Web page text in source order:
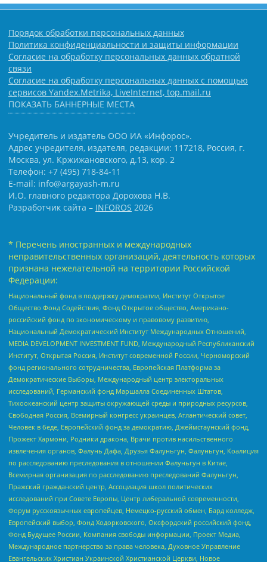
Порядок обработки персональных данных
Политика конфиденциальности и защиты информации
Согласие на обработку персональных данных обратной
связи
Согласие на обработку персональных данных с помощью
сервисов Yandex.Metrika, LiveInternet, top.mail.ru
ПОКАЗАТЬ БАННЕРНЫЕ МЕСТА
Учредитель и издатель ООО ИА «Инфорос».
Адрес учредителя, издателя, редакции: 117218, Россия, г.
Москва, ул. Кржижановского, д.13, кор. 2
Телефон: +7 (495) 718-84-11
E-mail: info@argayash-m.ru
И.О. главного редактора Дорохова Н.В.
Разработчик сайта – INFOROS 2026
* Перечень иностранных и международных
неправительственных организаций, деятельность которых
признана нежелательной на территории Российской
Федерации:
Национальный фонд в поддержку демократии, Институт Открытое
Общество Фонд Содействия, Фонд Открытое общество, Американо-
российский фонд по экономическому и правовому развитию,
Национальный Демократический Институт Международных Отношений,
MEDIA DEVELOPMENT INVESTMENT FUND, Международный Республиканский
Институт, Открытая Россия, Институт современной России, Черноморский
фонд регионального сотрудничества, Европейская Платформа за
Демократические Выборы, Международный центр электоральных
исследований, Германский фонд Маршалла Соединенных Штатов,
Тихоокеанский центр защиты окружающей среды и природных ресурсов,
Свободная Россия, Всемирный конгресс украинцев, Атлантический совет,
Человек в беде, Европейский фонд за демократию, Джеймстаунский фонд,
Прожект Хармони, Родники дракона, Врачи против насильственного
извлечения органов, Фалунь Дафа, Друзья Фалуньгун, Фалуньгун, Коалиция
по расследованию преследования в отношении Фалуньгун в Китае,
Всемирная организация по расследованию преследований Фалуньгун,
Пражский гражданский центр, Ассоциация школ политических
исследований при Совете Европы, Центр либеральной современности,
Форум русскоязычных европейцев, Немецко-русский обмен, Бард колледж,
Европейский выбор, Фонд Ходорковского, Оксфордский российский фонд,
Фонд Будущее России, Компания свободы информации, Проект Медиа,
Международное партнерство за права человека, Духовное Управление
Евангельских Христиан Украинской Христианской Церкви, Новое